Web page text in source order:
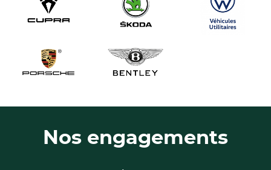
Nos engagements